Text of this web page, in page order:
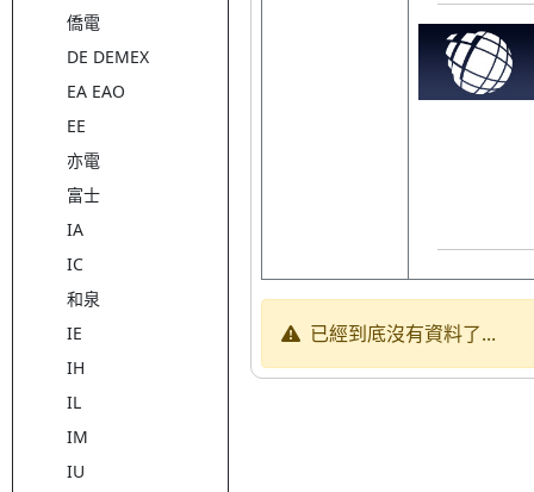
僑電
DE DEMEX
EA EAO
EE
亦電
富士
IA
IC
和泉
IE
IH
IL
IM
IU
已經到底沒有資料了...